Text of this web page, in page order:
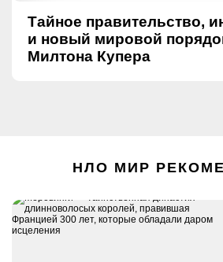
Тайное правительство,
и новый мировой
Милтона Купера
НЛО МИР